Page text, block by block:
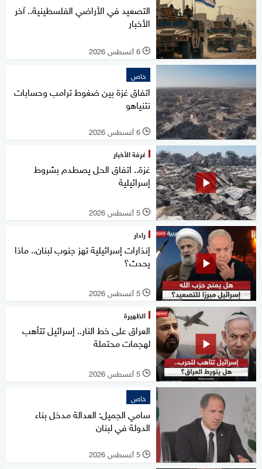
التصعيد في الأراضي الفلسطينية.. آخر
الأخبار
l 6 أغسطس 2026
خاص
اتفاق غزة بين ضغوط ترامب وحسابات
نتنياهو
l 6 أغسطس 2026
غرفة الأخبار
غزة.. اتفاق الحل يصطدم بشروط
إسرائيلية
l 5 أغسطس 2026
رادار
إنذارات إسرائيلية تهز جنوب لبنان.. ماذا
يحدث؟
l 5 أغسطس 2026
الظهيرة
العراق على خط النار.. إسرائيل تتأهب
لهجمات محتملة
l 5 أغسطس 2026
خاص
سامي الجميل: العدالة مدخل بناء
الدولة في لبنان
l 5 أغسطس 2026